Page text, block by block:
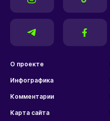
О проекте
Инфографика
Комментарии
Карта сайта